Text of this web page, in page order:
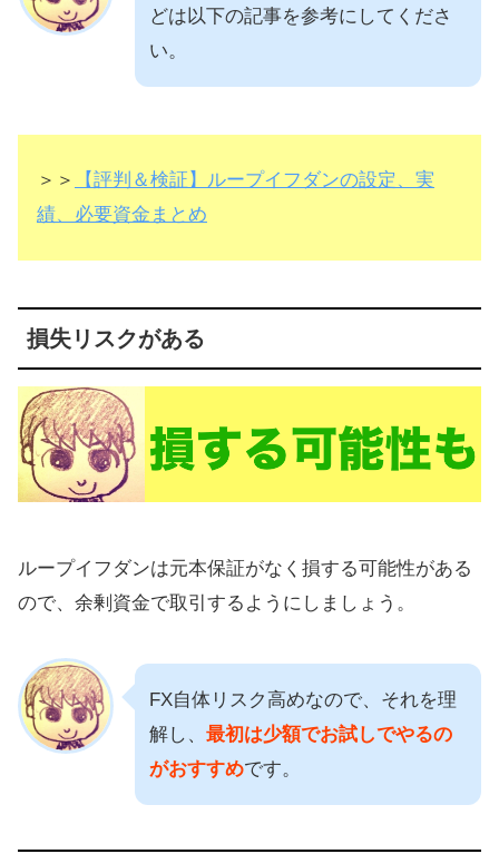
どは以下の記事を参考にしてくださ
い。
＞＞
【評判＆検証】ループイフダンの設定、実
績、必要資金まとめ
損失リスクがある
ループイフダンは元本保証がなく損する可能性がある
ので、余剰資金で取引するようにしましょう。
FX自体リスク高めなので、それを理
解し、 最初は少額でお試しでやるの
がおすすめです。